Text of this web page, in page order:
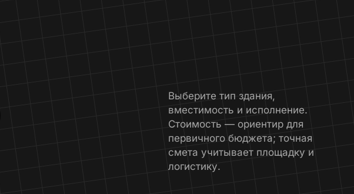
Выберите тип здания,
вместимость и исполнение.
Стоимость — ориентир для
первичного бюджета; точная
смета учитывает площадку и
логистику.